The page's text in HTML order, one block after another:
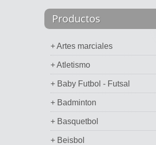
Productos
+ Artes marciales
+ Atletismo
+ Baby Futbol - Futsal
+ Badminton
+ Basquetbol
+ Beisbol